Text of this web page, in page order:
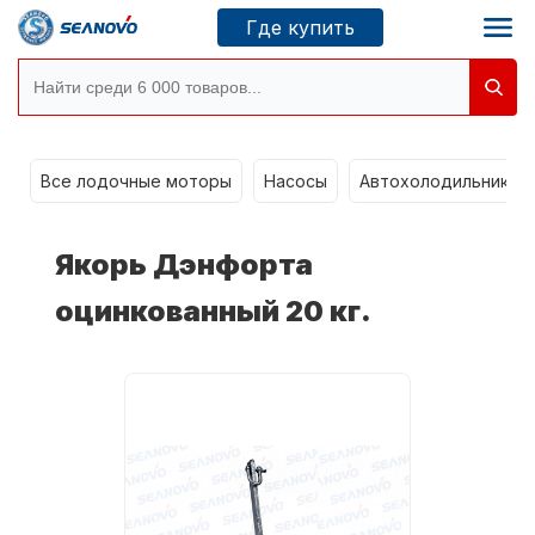
Где купить
Новосибирск
Где купить
Моторы SEANOVO
Все лодочные моторы Насосы Автохолодильники
Якорь Дэнфорта
оцинкованный 20 кг.